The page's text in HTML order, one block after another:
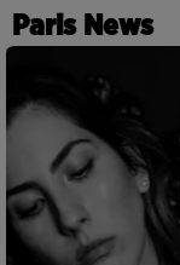
Paris News